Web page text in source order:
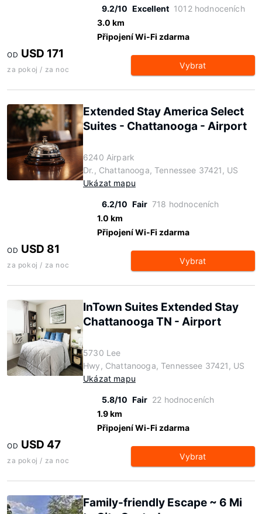
9.2/10 Excellent 1012 hodnoceních
3.0 km
Připojení Wi-Fi zdarma
OD USD 171
za pokoj / za noc Vybrat
Extended Stay America Select
Suites - Chattanooga - Airport
6240 Airpark
Dr., Chattanooga, Tennessee 37421, US
Ukázat mapu
6.2/10 Fair 718 hodnoceních
1.0 km
Připojení Wi-Fi zdarma
OD USD 81
za pokoj / za noc Vybrat
InTown Suites Extended Stay
Chattanooga TN - Airport
5730 Lee
Hwy, Chattanooga, Tennessee 37421, US
Ukázat mapu
5.8/10 Fair 22 hodnoceních
1.9 km
Připojení Wi-Fi zdarma
OD USD 47
za pokoj / za noc Vybrat
Family-friendly Escape ~ 6 Mi